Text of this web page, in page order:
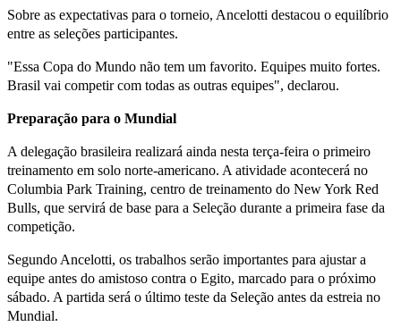
Sobre as expectativas para o torneio, Ancelotti destacou o equilíbrio
entre as seleções participantes.
"Essa Copa do Mundo não tem um favorito. Equipes muito fortes.
Brasil vai competir com todas as outras equipes", declarou.
Preparação para o Mundial
A delegação brasileira realizará ainda nesta terça-feira o primeiro
treinamento em solo norte-americano. A atividade acontecerá no
Columbia Park Training, centro de treinamento do New York Red
Bulls, que servirá de base para a Seleção durante a primeira fase da
competição.
Segundo Ancelotti, os trabalhos serão importantes para ajustar a
equipe antes do amistoso contra o Egito, marcado para o próximo
sábado. A partida será o último teste da Seleção antes da estreia no
Mundial.